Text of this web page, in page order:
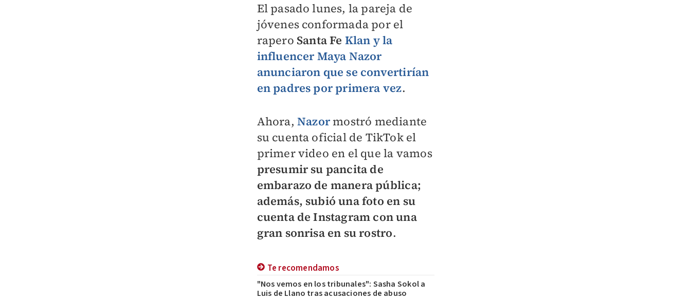
El pasado lunes, la pareja de
jóvenes conformada por el
rapero Santa Fe Klan y la
influencer Maya Nazor
anunciaron que se convertirían
en padres por primera vez.
Ahora, Nazormostró mediante
su cuenta oficial de TikTok el
primer video en el que la vamos
presumir su pancita de
embarazo de manera pública;
además, subió una foto en su
cuenta de Instagram con una
gran sonrisa en su rostro.
Te recomendamos
"Nos vemos en los tribunales": Sasha Sokol a
Luis de Llano tras acusaciones de abuso